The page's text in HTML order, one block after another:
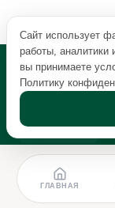
ГЛАВНАЯ
Сайт использует
работы,
вы принимаете
Политику